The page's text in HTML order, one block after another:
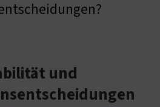
und